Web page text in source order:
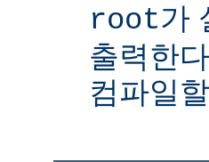
root가
출력한
컴파일